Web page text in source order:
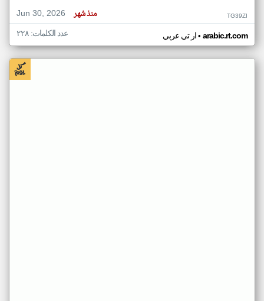
Jun 30, 2026
منذ شهر TG39ZI
ار تي عربي• arabic.rt.com عدد الكلمات: ٢٢٨